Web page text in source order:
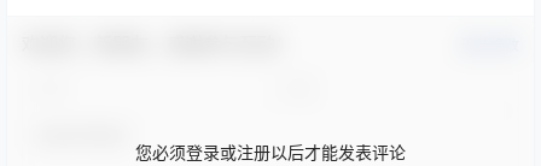
您必须登录或注册以后才能发表评论